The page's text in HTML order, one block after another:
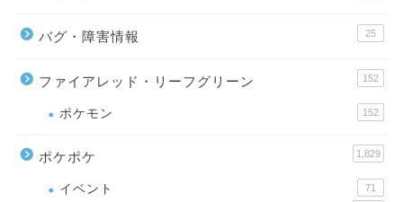
バグ・障害情報 25
ファイアレッド・リーフグリーン 152
ポケモン 152
ポケポケ 1,829
イベント 71